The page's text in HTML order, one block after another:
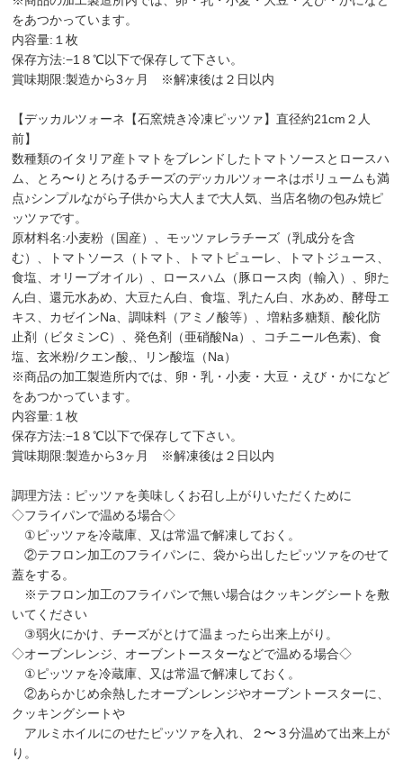
をあつかっています。
内容量:１枚
保存方法:−1８℃以下で保存して下さい。
賞味期限:製造から3ヶ月 ※解凍後は２日以内
【デッカルツォーネ【石窯焼き冷凍ピッツァ】直径約21cm２人
前】
数種類のイタリア産トマトをブレンドしたトマトソースとロースハ
ム、とろ〜りとろけるチーズのデッカルツォーネはボリュームも満
点♪シンプルながら子供から大人まで大人気、当店名物の包み焼ピ
ッツァです。
原材料名:小麦粉（国産）、モッツァレラチーズ（乳成分を含
む）、トマトソース（トマト、トマトピューレ、トマトジュース、
食塩、オリーブオイル）、ロースハム（豚ロース肉（輸入）、卵た
ん白、還元水あめ、大豆たん白、食塩、乳たん白、水あめ、酵母エ
キス、カゼインNa、調味料（アミノ酸等）、増粘多糖類、酸化防
止剤（ビタミンC）、発色剤（亜硝酸Na）、コチニール色素)、食
塩、玄米粉/クエン酸,、リン酸塩（Na）
※商品の加工製造所内では、卵・乳・小麦・大豆・えび・かになど
をあつかっています。
内容量:１枚
保存方法:−1８℃以下で保存して下さい。
賞味期限:製造から3ヶ月 ※解凍後は２日以内
調理方法：ピッツァを美味しくお召し上がりいただくために
◇フライパンで温める場合◇
①ピッツァを冷蔵庫、又は常温で解凍しておく。
②テフロン加工のフライパンに、袋から出したピッツァをのせて
蓋をする。
※テフロン加工のフライパンで無い場合はクッキングシートを敷
いてください
③弱火にかけ、チーズがとけて温まったら出来上がり。
◇オーブンレンジ、オーブントースターなどで温める場合◇
①ピッツァを冷蔵庫、又は常温で解凍しておく。
②あらかじめ余熱したオーブンレンジやオーブントースターに、
クッキングシートや
アルミホイルにのせたピッツァを入れ、２〜３分温めて出来上が
り。